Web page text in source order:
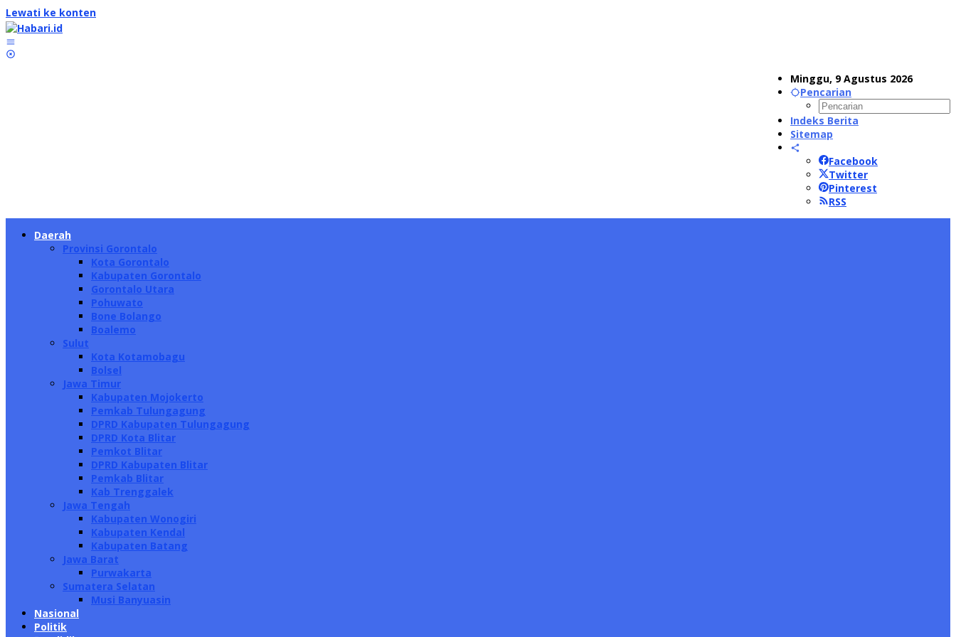
Lewati ke konten
Minggu, 9 Agustus 2026
Pencarian
Indeks Berita
Sitemap
Facebook
Twitter
Pinterest
RSS
Daerah
Provinsi Gorontalo
Kota Gorontalo
Kabupaten Gorontalo
Gorontalo Utara
Pohuwato
Bone Bolango
Boalemo
Sulut
Kota Kotamobagu
Bolsel
Jawa Timur
Kabupaten Mojokerto
Pemkab Tulungagung
DPRD Kabupaten Tulungagung
DPRD Kota Blitar
Pemkot Blitar
DPRD Kabupaten Blitar
Pemkab Blitar
Kab Trenggalek
Jawa Tengah
Kabupaten Wonogiri
Kabupaten Kendal
Kabupaten Batang
Jawa Barat
Purwakarta
Sumatera Selatan
Musi Banyuasin
Nasional
Politik